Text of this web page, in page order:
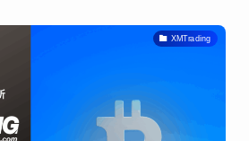
XMTrading